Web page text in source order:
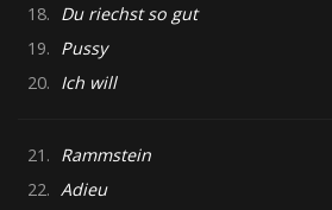
18. Du riechst so gut
19. Pussy
20. Ich will
21. Rammstein
22. Adieu